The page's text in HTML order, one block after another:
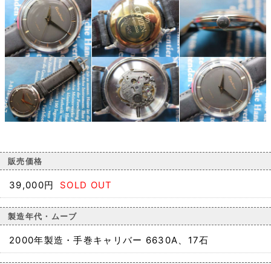
販売価格
39,000円 SOLD OUT
製造年代・ムーブ
2000年製造・手巻キャリバー 6630A、17石